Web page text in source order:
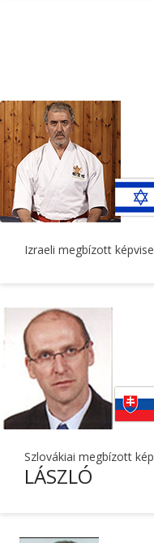
Izraeli megbízott
Szlovákiai megbízott
LÁSZLÓ